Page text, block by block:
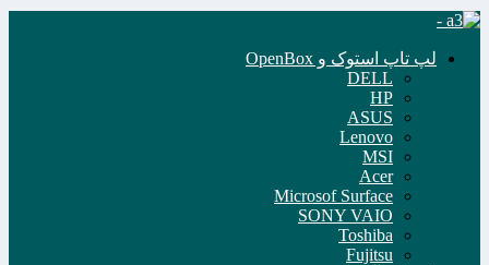
لپ تاپ استوک و OpenBox
DELL
HP
ASUS
Lenovo
MSI
Acer
Microsof Surface
SONY VAIO
Toshiba
Fujitsu